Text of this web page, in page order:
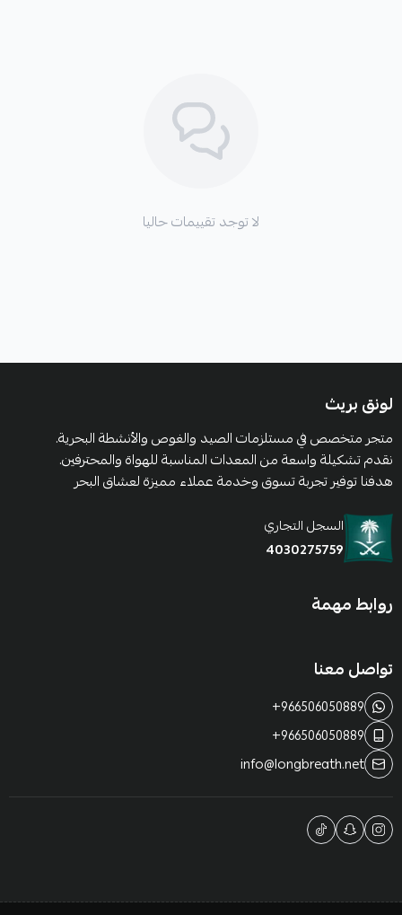
لا توجد تقييمات حاليا
لونق بريث
متجر متخصص في مستلزمات الصيد والغوص والأنشطة البحرية.
نقدم تشكيلة واسعة من المعدات المناسبة للهواة والمحترفين.
هدفنا توفير تجربة تسوق وخدمة عملاء مميزة لعشاق البحر
السجل التجاري
4030275759
روابط مهمة
تواصل معنا
+966506050889
+966506050889
info@longbreath.net